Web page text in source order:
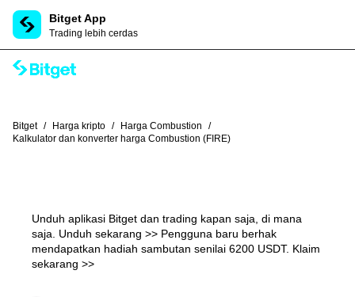
Bitget App
Trading lebih cerdas
Bitget / Harga kripto / Harga Combustion
/
Kalkulator dan konverter harga Combustion (FIRE)
Unduh aplikasi Bitget dan trading kapan saja, di mana
saja. Unduh sekarang >> Pengguna baru berhak
mendapatkan hadiah sambutan senilai 6200 USDT. Klaim
sekarang >>